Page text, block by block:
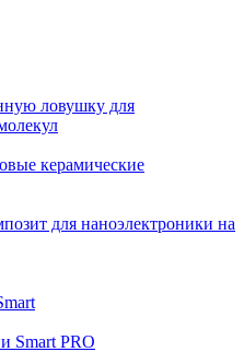
ловушку для
керамические
для наноэлектроники на
Smart PRO